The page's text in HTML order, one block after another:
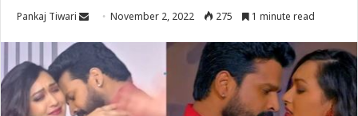
Pankaj Tiwari
Send
email
November 2, 2022 275 1 minute read